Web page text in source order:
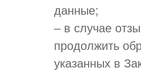
данные;
– в случае
продолжить
указанных в